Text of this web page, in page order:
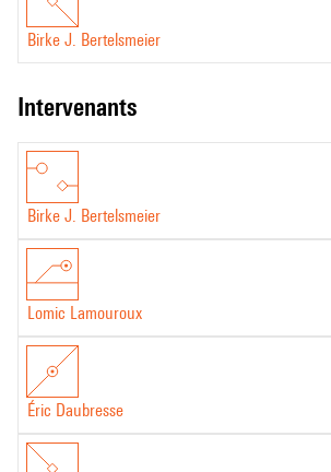
Birke Bertelsmeier.
Birke J. Bertelsmeier
intervenants
Birke J. Bertelsmeier
Lomic Lamouroux
Éric Daubresse